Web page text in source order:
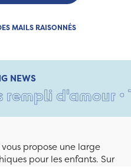
MAILS RAISONNÉS
NEWS
d'amour •
propose une large
pour les enfants. Sur